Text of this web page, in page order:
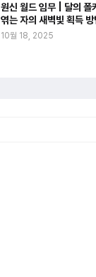
원신 월드 임무 | 달의
엮는 자의 새벽빛 획득 방
10월 18, 2025